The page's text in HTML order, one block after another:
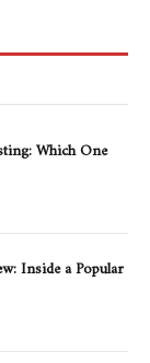
Which One
Inside a Popular